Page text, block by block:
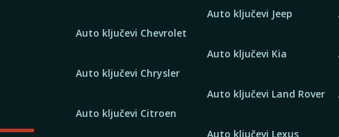
Auto ključevi Chevrolet
Auto ključevi Chrysler
Auto ključevi Citroen
Auto ključevi Jeep
Auto ključevi Kia
Auto ključevi Land Rover
Auto ključevi Lexus